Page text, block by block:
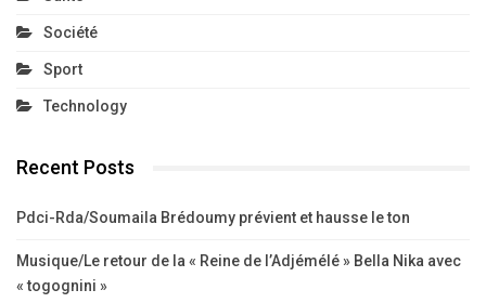
Société
Sport
Technology
Recent Posts
Pdci-Rda/Soumaila Brédoumy prévient et hausse le ton
Musique/Le retour de la « Reine de l’Adjémélé » Bella Nika avec
« togognini »